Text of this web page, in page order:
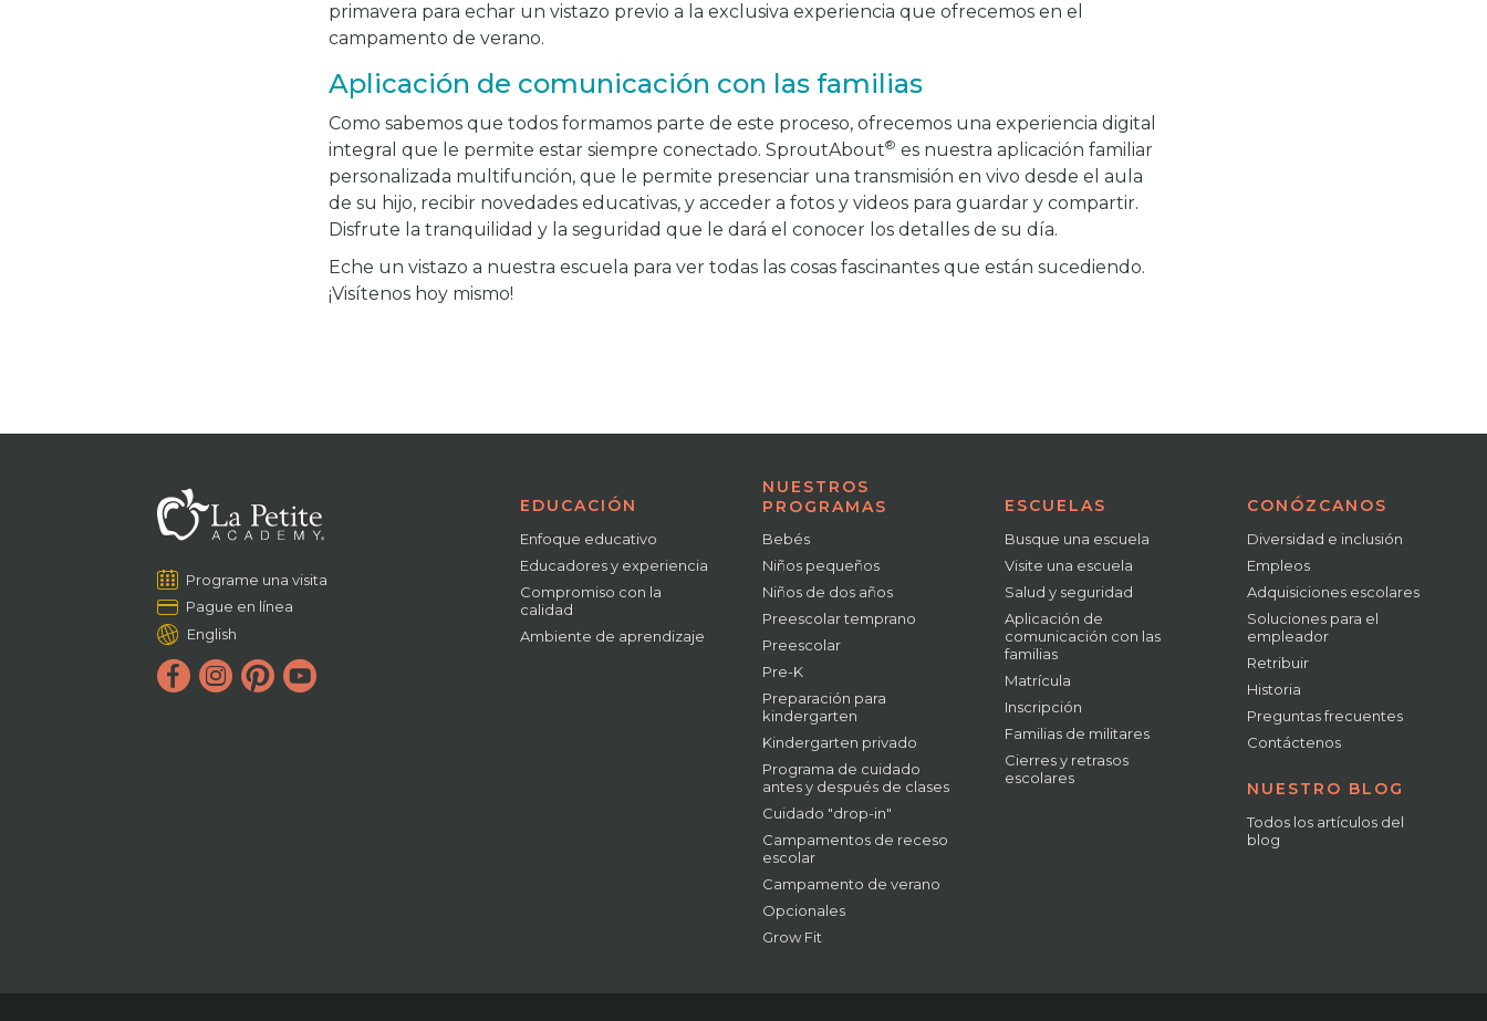
primavera para echar un vistazo previo a la exclusiva experiencia que ofrecemos en el
campamento de verano.
Aplicación de comunicación con las familias
Como sabemos que todos formamos parte de este proceso, ofrecemos una experiencia digital
integral que le permite estar siempre conectado. SproutAbout® es nuestra aplicación familiar
personalizada multifunción, que le permite presenciar una transmisión en vivo desde el aula
de su hijo, recibir novedades educativas, y acceder a fotos y videos para guardar y compartir.
Disfrute la tranquilidad y la seguridad que le dará el conocer los detalles de su día.
Eche un vistazo a nuestra escuela para ver todas las cosas fascinantes que están sucediendo.
¡Visítenos hoy mismo!
Programe una visita
Pague en línea
English
EDUCACIÓN
Enfoque educativo
Educadores y experiencia
Compromiso con la
calidad
Ambiente de aprendizaje
NUESTROS
PROGRAMAS
Bebés
Niños pequeños
Niños de dos años
Preescolar temprano
Preescolar
Pre-K
Preparación para
kindergarten
Kindergarten privado
Programa de cuidado
antes y después de clases
Cuidado "drop-in"
Campamentos de receso
escolar
Campamento de verano
Opcionales
Grow Fit
ESCUELAS
Busque una escuela
Visite una escuela
Salud y seguridad
Aplicación de
comunicación con las
familias
Matrícula
Inscripción
Familias de militares
Cierres y retrasos
escolares
CONÓZCANOS
Diversidad e inclusión
Empleos
Adquisiciones escolares
Soluciones para el
empleador
Retribuir
Historia
Preguntas frecuentes
Contáctenos
NUESTRO BLOG
Todos los artículos del
blog